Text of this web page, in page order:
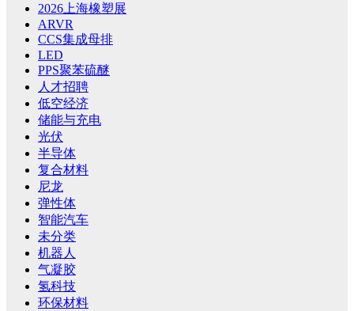
2026上海橡塑展
ARVR
CCS集成母排
LED
PPS聚苯硫醚
人才招聘
低空经济
储能与充电
光伏
半导体
复合材料
尼龙
弹性体
智能汽车
未分类
机器人
气凝胶
氢科技
环保材料